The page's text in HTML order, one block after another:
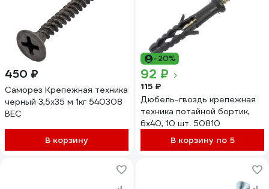
450 ₽
Саморез Крепежная техника
черный 3,5х35 м 1кг 540308
ВЕС
В корзину
-20%
92 ₽
115 ₽
Дюбель-гвоздь крепежная
техника потайной бортик,
6x40, 10 шт. 50810
В корзину по 5